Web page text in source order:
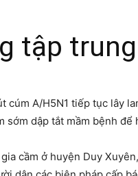
tập
cúm A/H5N1 tiếp tục lây
sớm dập tắt mầm bệnh
cầm ở huyện Duy Xuyên,